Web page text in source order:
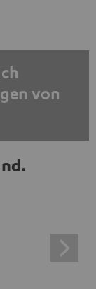
von
zugestimmt,
können